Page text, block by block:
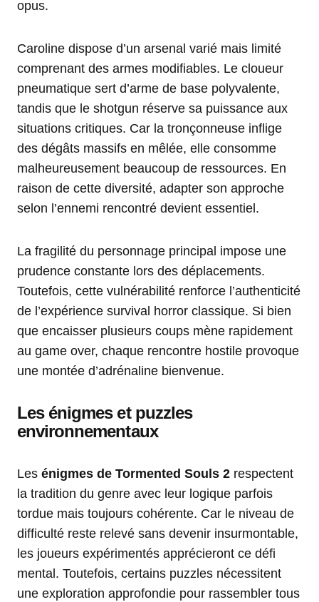
opus.
Caroline dispose d’un arsenal varié mais limité
comprenant des armes modifiables. Le cloueur
pneumatique sert d’arme de base polyvalente,
tandis que le shotgun réserve sa puissance aux
situations critiques. Car la tronçonneuse inflige
des dégâts massifs en mêlée, elle consomme
malheureusement beaucoup de ressources. En
raison de cette diversité, adapter son approche
selon l’ennemi rencontré devient essentiel.
La fragilité du personnage principal impose une
prudence constante lors des déplacements.
Toutefois, cette vulnérabilité renforce l’authenticité
de l’expérience survival horror classique. Si bien
que encaisser plusieurs coups mène rapidement
au game over, chaque rencontre hostile provoque
une montée d’adrénaline bienvenue.
Les énigmes et puzzles
environnementaux
Les énigmes de Tormented Souls 2 respectent
la tradition du genre avec leur logique parfois
tordue mais toujours cohérente. Car le niveau de
difficulté reste relevé sans devenir insurmontable,
les joueurs expérimentés apprécieront ce défi
mental. Toutefois, certains puzzles nécessitent
une exploration approfondie pour rassembler tous